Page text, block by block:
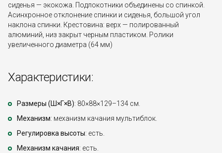
сиденья — экокожа. Подлокотники объединены со спинкой.
Асинхронное отклонение спинки и сиденья, большой угол
наклона спинки. Крестовина: верх — полированный
алюминий, низ закрыт черным пластиком. Ролики
увеличенного диаметра (64 мм)
Характеристики:
Размеры (Ш×Г×В): 80×88×129–134 см.
Механизм: механизм качания мультиблок.
Регулировка высоты: есть.
Механизм качания: есть.